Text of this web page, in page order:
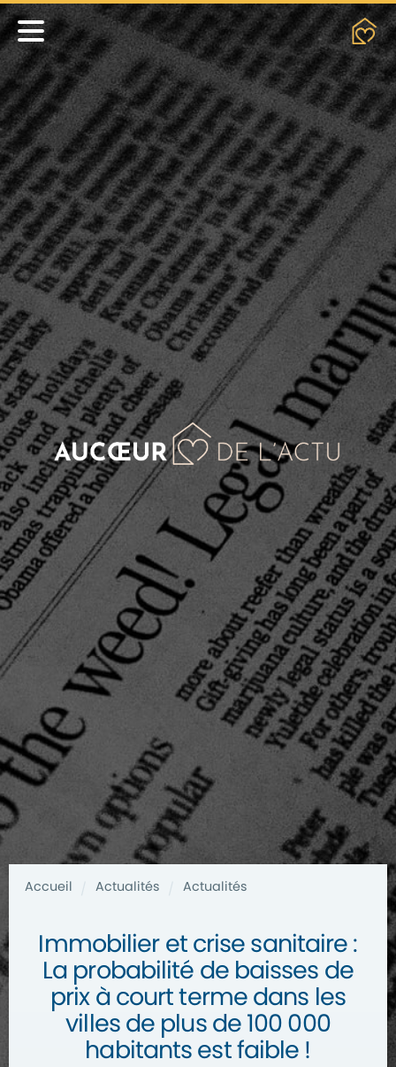
Accueil Actualités Actualités
Immobilier et crise sanitaire :
La probabilité de baisses de
prix à court terme dans les
villes de plus de 100 000
habitants est faible !